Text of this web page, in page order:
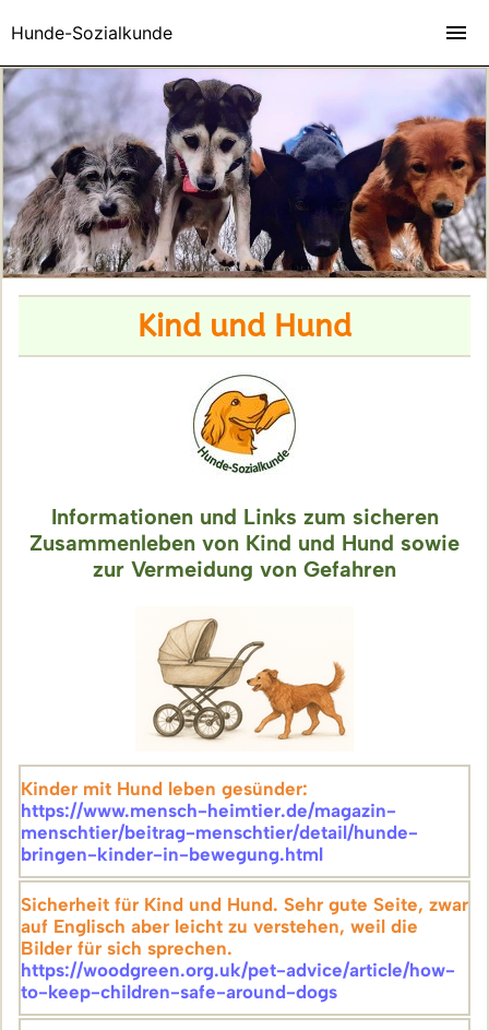
Kind und Hund
Informationen und Links zum sicheren
Zusammenleben von Kind und Hund sowie
zur Vermeidung von Gefahren
Kinder mit Hund leben gesünder:
https://www.mensch-heimtier.de/magazin-
menschtier/beitrag-menschtier/detail/hunde-
bringen-kinder-in-bewegung.html
Sicherheit für Kind und Hund. Sehr gute Seite, zwar
auf Englisch aber leicht zu verstehen, weil die
Bilder für sich sprechen.
https://woodgreen.org.uk/pet-advice/article/how-
to-keep-children-safe-around-dogs
Hunde-Sozialkunde